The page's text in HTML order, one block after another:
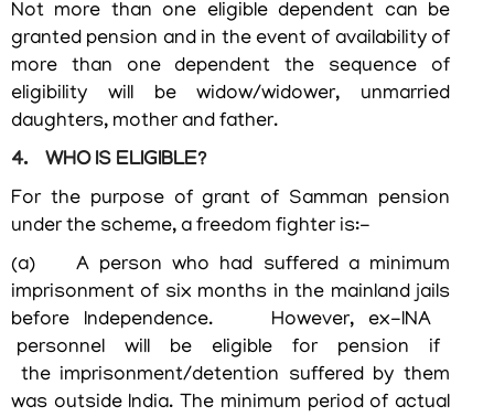
Not more than one eligible dependent can be
granted pension and in the event of availability of
more than one dependent the sequence of
eligibility will be widow/widower, unmarried
daughters, mother and father.
4. WHO IS ELIGIBLE?
For the purpose of grant of Samman pension
under the scheme, a freedom fighter is:-
(a) A person who had suffered a minimum
imprisonment of six months in the mainland jails
before Independence. However, ex-INA
personnel will be eligible for pension if
the imprisonment/detention suffered by them
was outside India. The minimum period of actual